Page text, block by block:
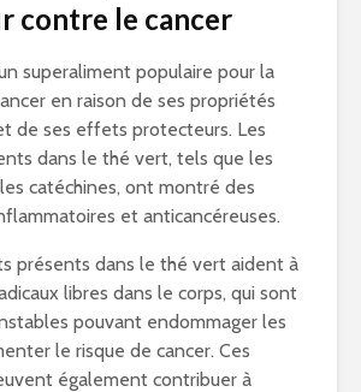
contre le cancer
superaliment populaire pour la
en raison de ses propriétés
de ses effets protecteurs. Les
dans le thé vert, tels que les
catéchines, ont montré des
et anticancéreuses.
présents dans le thé vert aident à
libres dans le corps, qui sont
pouvant endommager les
le risque de cancer. Ces
également contribuer à